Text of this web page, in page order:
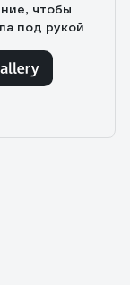
чтобы
под рукой